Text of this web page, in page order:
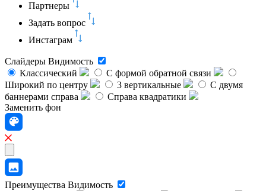
Партнеры
Задать вопрос
Инстаграм
Слайдеры Видимость
Классический
C формой обратной связи
Широкий по центру
3 вертикальные
С двумя
баннерами справа
Справа квадратики
Заменить фон
Преимущества Видимость